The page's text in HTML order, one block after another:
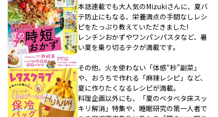
本誌連載でも大人気のMizukiさんに、夏バ
テ防止にもなる、栄養満点の手間なしレシ
ピをたっぷり教えていただきました!
レンチンおかずやワンパンパスタなど、暑
い夏を乗り切るテクが満載です。
その他、火を使わない「体感“秒”副菜」
や、おうちで作れる「麻辣レシピ」など、
夏に作りたくなるレシピが満載。
料理企画以外にも、「夏のベタベタ床スッ
キリ解消」特集や、睡眠研究の第一人者で